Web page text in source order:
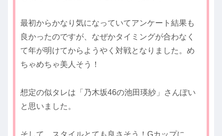
最初からかなり気になっていてアンケート結果も
良かったのですが、なぜかタイミングが合わなく
て年が明けてからようやく対戦となりました。め
ちゃめちゃ美人そう！
想定の似タレは「乃木坂46の池田瑛紗」さんぽい
と思いました。
そして、スタイルとても良さそう！Gカップに